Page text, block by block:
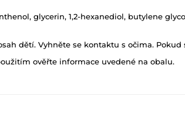
glycerin, 1,2-hexanediol, butylene
dětí. Vyhněte se kontaktu s očima.
ověřte informace uvedené na obalu.